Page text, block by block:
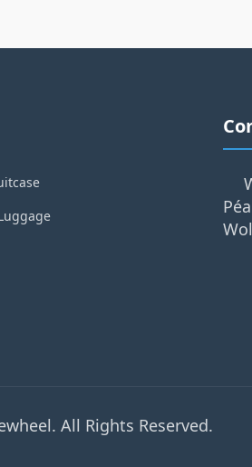
All Rights Reserved.